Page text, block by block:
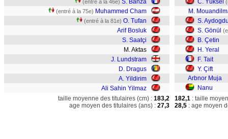
(entré à la 46e) S. Banza
(entré à la 75e) Muhammed Cham
(entré à la 81e) O. Tufan
Arif Bosluk
S. Saatçi
M. Aktas
J. Lundstram
D. Dragus
A. Yildirim
Ali Sahin Yilmaz
C. Yüksel
M.
S.
S. Gönül
B. Çetin
H. Yeral
F. Tait
Y. Çift
Arbnor Muja
Nanu
taille moyenne des titulaires (cm) : 183,2
age moyen des titulaires (ans) : 27,3
182,1 : taille
28,5 : age moyen